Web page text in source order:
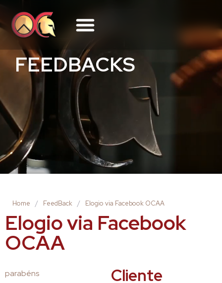
FEEDBACKS
Home / FeedBack / Elogio via Facebook OCAA
Elogio via Facebook
OCAA
parabéns Cliente